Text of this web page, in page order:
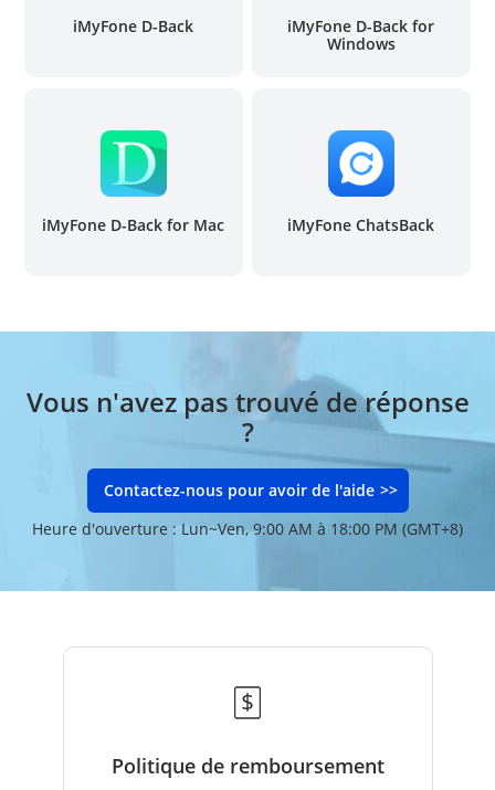
iMyFone D-Back
iMyFone D-Back for
Windows
iMyFone D-Back for Mac iMyFone ChatsBack
Vous n'avez pas trouvé de réponse
?
Contactez-nous pour avoir de l'aide >>
Heure d'ouverture : Lun~Ven, 9:00 AM à 18:00 PM (GMT+8)
Politique de remboursement